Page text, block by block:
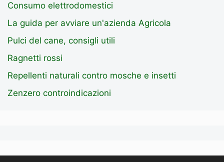
Consumo elettrodomestici
La guida per avviare un'azienda Agricola
Pulci del cane, consigli utili
Ragnetti rossi
Repellenti naturali contro mosche e insetti
Zenzero controindicazioni